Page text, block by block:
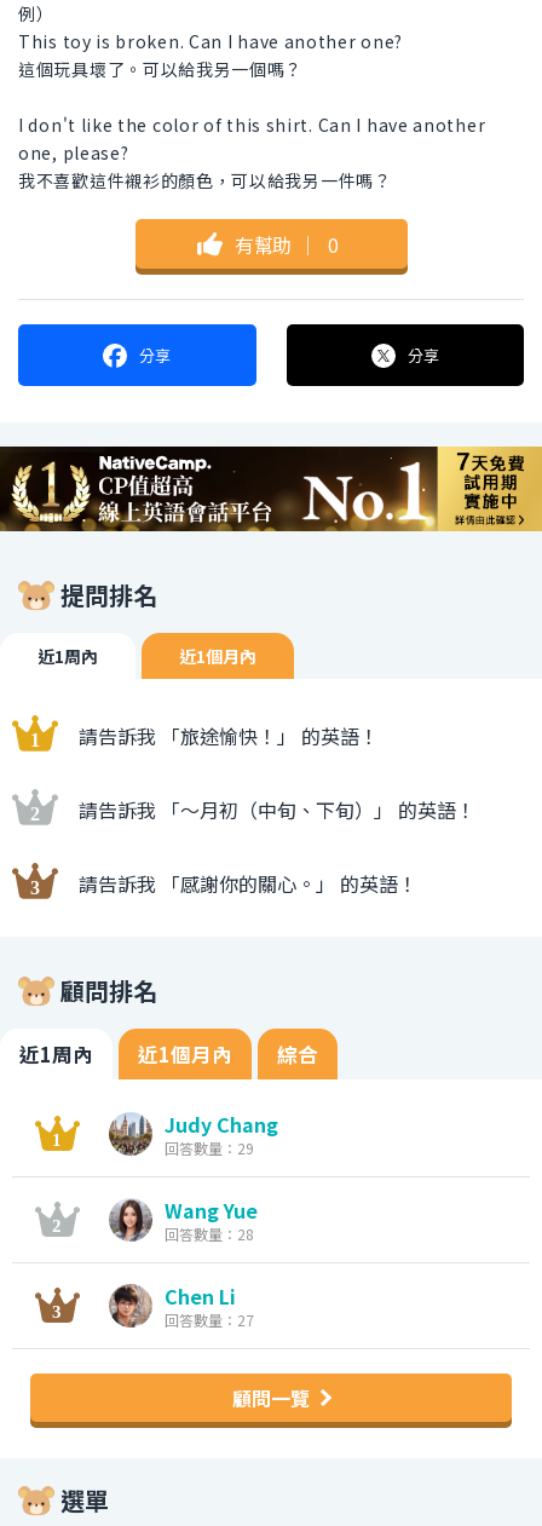
例）
This toy is broken. Can I have another one?
這個玩具壞了。可以給我另一個嗎？
I don't like the color of this shirt. Can I have another
one, please?
我不喜歡這件襯衫的顏色，可以給我另一件嗎？
有幫助 ｜ 0
分享 分享
提問排名
近1周內 近1個月內
請告訴我 「旅途愉快！」 的英語！
請告訴我 「〜月初（中旬、下旬）」 的英語！
請告訴我 「感謝你的關心。」 的英語！
顧問排名
近1周內 近1個月內 綜合
Judy Chang
回答數量：29
Wang Yue
回答數量：28
Chen Li
回答數量：27
顧問一覽
選單